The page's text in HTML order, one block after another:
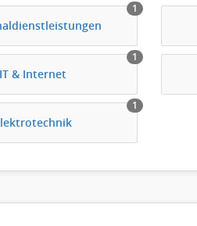
1
IT & Internet
1
1